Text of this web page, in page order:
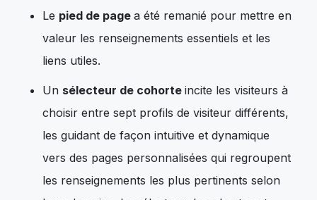
Le pied de page a été remanié pour mettre en
valeur les renseignements essentiels et les
liens utiles.
Un sélecteur de cohorte incite les visiteurs à
choisir entre sept profils de visiteur différents,
les guidant de façon intuitive et dynamique
vers des pages personnalisées qui regroupent
les renseignements les plus pertinents selon